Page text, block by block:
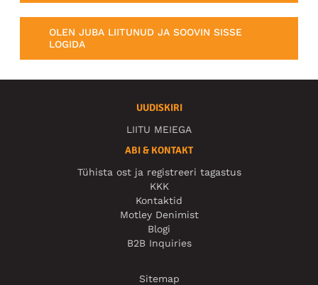
OLEN JUBA LIITUNUD JA SOOVIN SISSE
LOGIDA
UUDISKIRI
LIITU MEIEGA
ABI & KONTAKT
Tühista ost ja registreeri tagastus
KKK
Kontaktid
Motley Denimist
Blogi
B2B Inquiries
Sitemap